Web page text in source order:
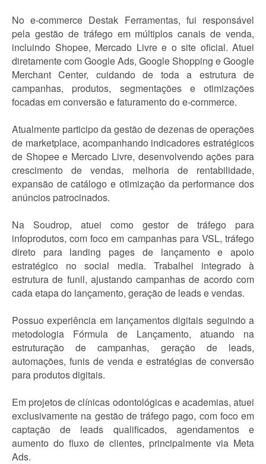
No e-commerce Destak Ferramentas, fui responsável
pela gestão de tráfego em múltiplos canais de venda,
incluindo Shopee, Mercado Livre e o site oficial. Atuei
diretamente com Google Ads, Google Shopping e Google
Merchant Center, cuidando de toda a estrutura de
campanhas, produtos, segmentações e otimizações
focadas em conversão e faturamento do e-commerce.
Atualmente participo da gestão de dezenas de operações
de marketplace, acompanhando indicadores estratégicos
de Shopee e Mercado Livre, desenvolvendo ações para
crescimento de vendas, melhoria de rentabilidade,
expansão de catálogo e otimização da performance dos
anúncios patrocinados.
Na Soudrop, atuei como gestor de tráfego para
infoprodutos, com foco em campanhas para VSL, tráfego
direto para landing pages de lançamento e apoio
estratégico no social media. Trabalhei integrado à
estrutura de funil, ajustando campanhas de acordo com
cada etapa do lançamento, geração de leads e vendas.
Possuo experiência em lançamentos digitais seguindo a
metodologia Fórmula de Lançamento, atuando na
estruturação de campanhas, geração de leads,
automações, funis de venda e estratégias de conversão
para produtos digitais.
Em projetos de clínicas odontológicas e academias, atuei
exclusivamente na gestão de tráfego pago, com foco em
captação de leads qualificados, agendamentos e
aumento do fluxo de clientes, principalmente via Meta
Ads.